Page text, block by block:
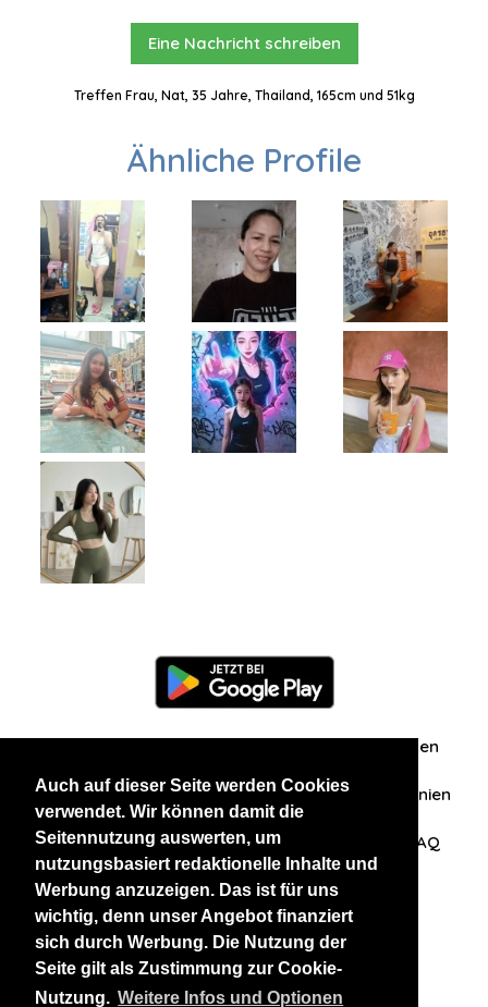
Auch auf dieser Seite werden Cookies
verwendet. Wir können damit die
Seitennutzung auswerten, um
nutzungsbasiert redaktionelle Inhalte und
Werbung anzuzeigen. Das ist für uns
wichtig, denn unser Angebot finanziert
sich durch Werbung. Die Nutzung der
Seite gilt als Zustimmung zur Cookie-
Nutzung. Weitere Infos und Optionen
Eine Nachricht schreiben
Treffen Frau, Nat, 35 Jahre, Thailand, 165cm und 51kg
Ähnliche Profile
Zuschriften/Erfahrungen
Datenschutzerklärung AGB Datenschutzrichtlinien
Nehmen Sie Kontakt mit uns auf FAQ
Unsere anderen Websites
BlackAndBeauties RussianKisses